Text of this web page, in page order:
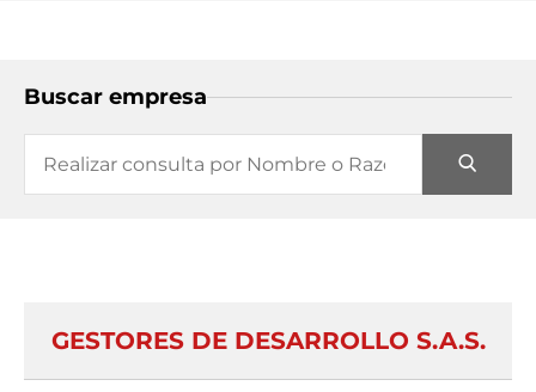
Buscar empresa
GESTORES DE DESARROLLO S.A.S.